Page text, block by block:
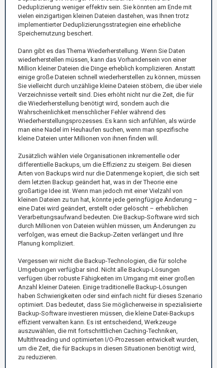
Deduplizierung weniger effektiv sein. Sie könnten am Ende mit
vielen einzigartigen kleinen Dateien dastehen, was Ihnen trotz
implementierter Deduplizierungsstrategien eine erhebliche
Speichernutzung beschert.
Dann gibt es das Thema Wiederherstellung. Wenn Sie Daten
wiederherstellen müssen, kann das Vorhandensein von einer
Million kleiner Dateien die Dinge erheblich komplizieren. Anstatt
einige große Dateien schnell wiederherstellen zu können, müssen
Sie vielleicht durch unzählige kleine Dateien stöbern, die über viele
Verzeichnisse verteilt sind. Dies erhöht nicht nur die Zeit, die für
die Wiederherstellung benötigt wird, sondern auch die
Wahrscheinlichkeit menschlicher Fehler während des
Wiederherstellungsprozesses. Es kann sich anfühlen, als würde
man eine Nadel im Heuhaufen suchen, wenn man spezifische
kleine Dateien unter Millionen von ihnen finden will.
Zusätzlich wählen viele Organisationen inkrementelle oder
differentielle Backups, um die Effizienz zu steigern. Bei diesen
Arten von Backups wird nur die Datenmenge kopiert, die sich seit
dem letzten Backup geändert hat, was in der Theorie eine
großartige Idee ist. Wenn man jedoch mit einer Vielzahl von
kleinen Dateien zu tun hat, könnte jede geringfügige Änderung –
eine Datei wird geändert, erstellt oder gelöscht – erheblichen
Verarbeitungsaufwand bedeuten. Die Backup-Software wird sich
durch Millionen von Dateien wühlen müssen, um Änderungen zu
verfolgen, was erneut die Backup-Zeiten verlängert und Ihre
Planung kompliziert.
Vergessen wir nicht die Backup-Technologien, die für solche
Umgebungen verfügbar sind. Nicht alle Backup-Lösungen
verfügen über robuste Fähigkeiten im Umgang mit einer großen
Anzahl kleiner Dateien. Einige traditionelle Backup-Lösungen
haben Schwierigkeiten oder sind einfach nicht für dieses Szenario
optimiert. Das bedeutet, dass Sie möglicherweise in spezialisierte
Backup-Software investieren müssen, die kleine Datei-Backups
effizient verwalten kann. Es ist entscheidend, Werkzeuge
auszuwählen, die mit fortschrittlichen Caching-Techniken,
Multithreading und optimierten I/O-Prozessen entwickelt wurden,
um die Zeit, die für Backups in diesen Situationen benötigt wird,
zu reduzieren.